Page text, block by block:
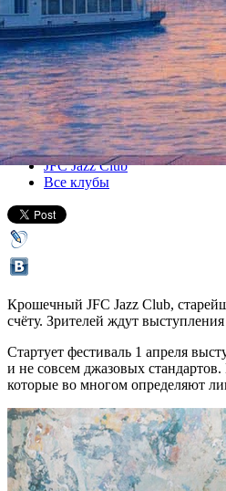
В Петербург
01 апреля 2017, суббота-30
Версия для печати
Все концерты
JFC Jazz Club
Все клубы
Крошечный JFC Jazz Club,
счёту. Зрителей ждут
Стартует фестиваль 1 апреля
и не совсем джазовых
которые во многом определяют